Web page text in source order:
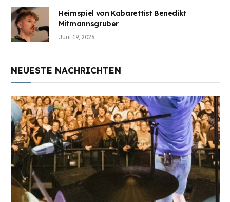
Heimspiel von Kabarettist Benedikt
Mitmannsgruber
Juni 19, 2025
NEUESTE NACHRICHTEN